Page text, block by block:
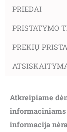
PRIEDAI
PRISTATYMO
PREKIŲ
Atkreipiame
informacija